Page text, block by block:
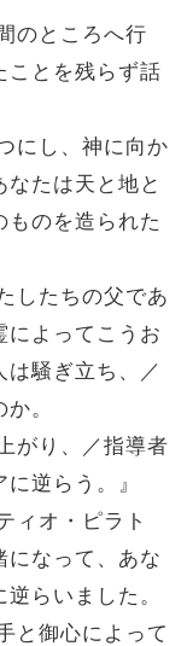
のところへ行
ことを残らず話
にし、神に向か
なたは天と地と
ものを造られた
したちの父であ
によってこうお
は騒ぎ立ち、／
。
がり、／指導者
逆らう。』
ィオ・ピラト
になって、あな
らいました。
と御心によって